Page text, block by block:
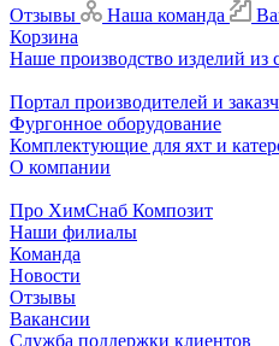
Отзывы
Наша команда
Корзина
Наше производство изделий из
Портал производителей и
Фургонное оборудование
Комплектующие для яхт и
О компании
Про ХимСнаб Композит
Наши филиалы
Команда
Новости
Отзывы
Вакансии
Служба поддержки клиентов